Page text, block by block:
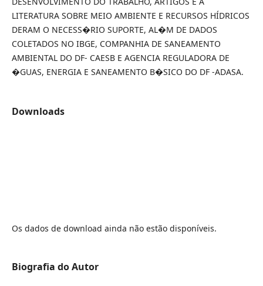
LITERATURA SOBRE MEIO AMBIENTE E RECURSOS HÍDRICOS
DERAM O NECESS�RIO SUPORTE, AL�M DE DADOS
COLETADOS NO IBGE, COMPANHIA DE SANEAMENTO
AMBIENTAL DO DF- CAESB E AGENCIA REGULADORA DE
�GUAS, ENERGIA E SANEAMENTO B�SICO DO DF -ADASA.
Downloads
Os dados de download ainda não estão disponíveis.
Biografia do Autor